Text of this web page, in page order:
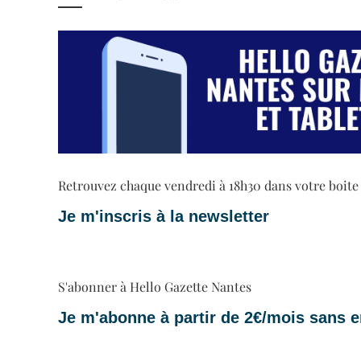
Retrouvez chaque vendredi à 18h30 dans votre
Je m'inscris à la newsletter
S'abonner à Hello Gazette Nantes
Je m'abonne à partir de 2€/mois sans